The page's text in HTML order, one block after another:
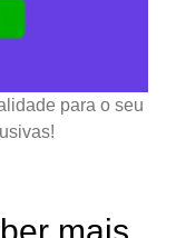
para o seu